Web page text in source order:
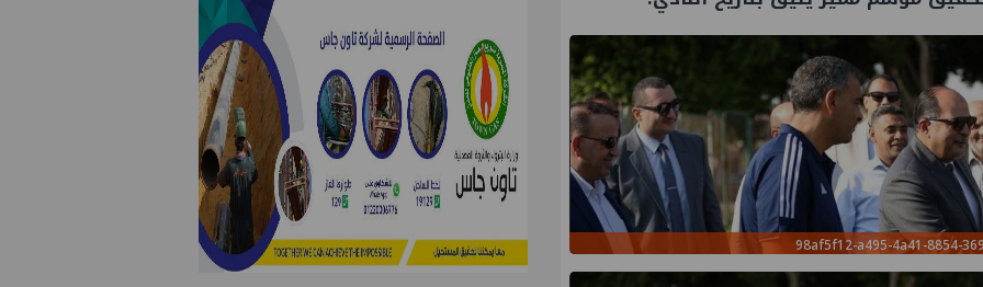
98af5f12-a495-4a41-8854-